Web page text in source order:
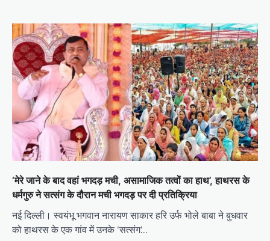
‘मेरे जाने के बाद वहां भगदड़ मची, असामाजिक तत्वों का हाथ’, हाथरस के
धर्मगुरु ने सत्संग के दौरान मची भगदड़ पर दी प्रतिक्रिया
नई दिल्ली। स्वयंभू भगवान नारायण साकार हरि उर्फ भोले बाबा ने बुधवार
को हाथरस के एक गांव में उनके ‘सत्संग’…